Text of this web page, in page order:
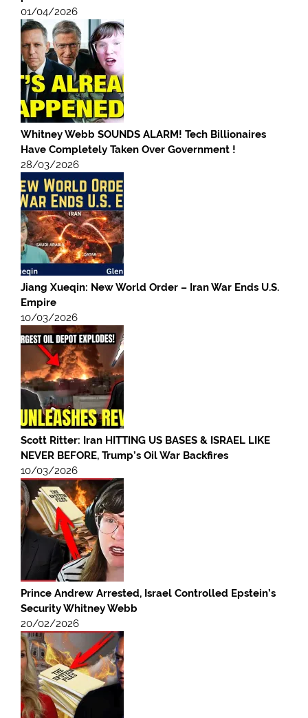
01/04/2026
Whitney Webb SOUNDS ALARM! Tech Billionaires
Have Completely Taken Over Government !
28/03/2026
Jiang Xueqin: New World Order – Iran War Ends U.S.
Empire
10/03/2026
Scott Ritter: Iran HITTING US BASES & ISRAEL LIKE
NEVER BEFORE, Trump’s Oil War Backfires
10/03/2026
Prince Andrew Arrested, Israel Controlled Epstein’s
Security Whitney Webb
20/02/2026